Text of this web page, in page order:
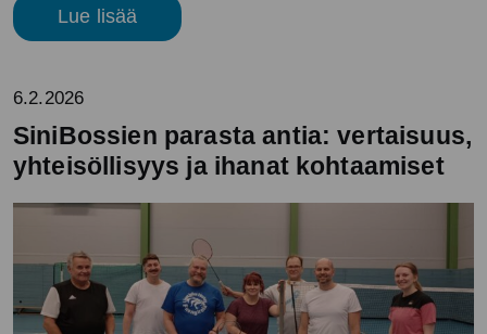
Lue lisää
6.2.2026
SiniBossien parasta antia: vertaisuus,
yhteisöllisyys ja ihanat kohtaamiset